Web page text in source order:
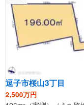
逗子市桜山3丁目
2,500万円